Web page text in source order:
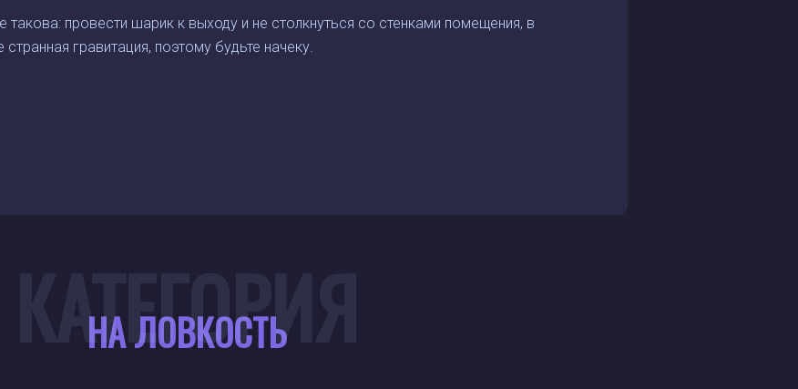
такова: провести шарик к выходу и не столкнуться со стенками помещения, в
гравитация, поэтому будьте начеку.
НА ЛОВКОСТЬ
КАТЕГОРИЯ